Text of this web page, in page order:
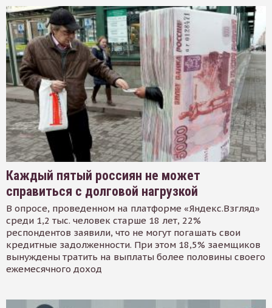
Каждый пятый россиян не может
справиться с долговой нагрузкой
В опросе, проведенном на платформе «Яндекс.Взгляд»
среди 1,2 тыс. человек старше 18 лет, 22%
респондентов заявили, что не могут погашать свои
кредитные задолженности. При этом 18,5% заемщиков
вынуждены тратить на выплаты более половины своего
ежемесячного доход